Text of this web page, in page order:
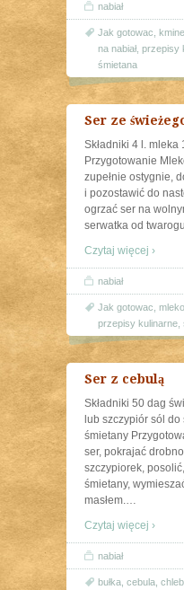
nabiał
Jak gotowac
na nabiał, przepisy
śmietana
Ser ze
Składniki 4 l. mleka
Przygotowanie
zupełnie ostygnie,
i pozostawić do
ogrzać ser na
serwatka od
Czytaj więcej ›
nabiał
Jak gotowac mleko
przepisy kulinarne
Ser z cebulą
Składniki 50 dag
lub szczypiór sól do
śmietany
ser, pokrajać
szczypiorek,
śmietany,
masłem.…
Czytaj więcej ›
nabiał
bułka cebula chleb